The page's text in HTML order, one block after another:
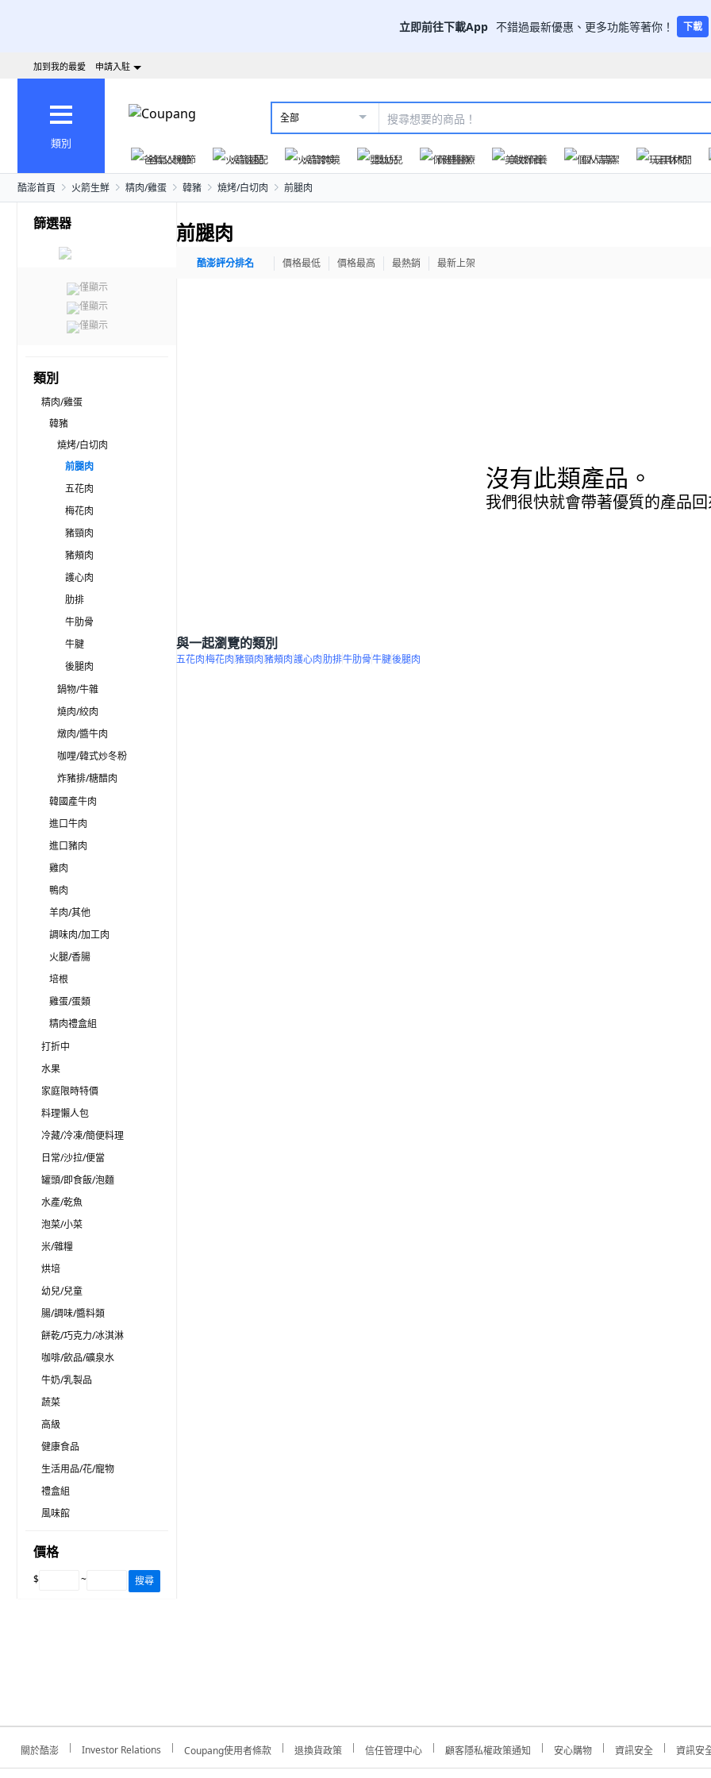
立即前往下載App 不錯過最新優惠、更多功能等著你！ 下載
加到我的最愛 申請入駐
類別
全部
爸氣父親節 火箭速配 火箭跨境 嬰幼兒 保健醫療 美妝保養 個人清潔 玩具休閒
酷澎首頁 火箭生鮮 精肉/雞蛋 韓豬 燒烤/白切肉 前腿肉
篩選器
僅顯示
僅顯示
僅顯示
類別
精肉/雞蛋
韓豬
燒烤/白切肉
前腿肉
五花肉
梅花肉
豬頸肉
豬頰肉
護心肉
肋排
牛肋骨
牛腱
後腿肉
鍋物/牛雜
燒肉/絞肉
燉肉/醬牛肉
咖哩/韓式炒冬粉
炸豬排/糖醋肉
韓國產牛肉
進口牛肉
進口豬肉
雞肉
鴨肉
羊肉/其他
調味肉/加工肉
火腿/香腸
培根
雞蛋/蛋類
精肉禮盒組
打折中
水果
家庭限時特價
料理懶人包
冷藏/冷凍/簡便料理
日常/沙拉/便當
罐頭/即食飯/泡麵
水產/乾魚
泡菜/小菜
米/雜糧
烘培
幼兒/兒童
腸/調味/醬料類
餅乾/巧克力/冰淇淋
咖啡/飲品/礦泉水
牛奶/乳製品
蔬菜
高級
健康食品
生活用品/花/寵物
禮盒組
風味館
價格
$ ~ 搜尋
前腿肉
酷澎評分排名 價格最低 價格最高 最熱銷 最新上架
沒有此類產品。
我們很快就會帶著優質的產品
與一起瀏覽的類別
五花肉梅花肉豬頸肉豬頰肉護心肉肋排牛肋骨牛腱後腿肉
關於酷澎 Investor Relations Coupang使用者條款 退換貨政策 信任管理中心 顧客隱私權政策通知 安心購物 資訊安全 資訊安